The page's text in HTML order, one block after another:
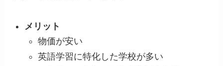
メリット
物価が安い
英語学習に特化した学校が多い